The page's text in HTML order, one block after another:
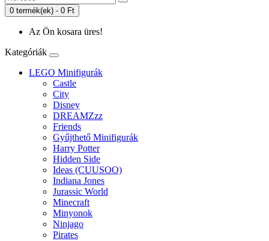
0 termék(ek) - 0 Ft
Az Ön kosara üres!
Kategóriák
LEGO Minifigurák
Castle
City
Disney
DREAMZzz
Friends
Gyűjthető Minifigurák
Harry Potter
Hidden Side
Ideas (CUUSOO)
Indiana Jones
Jurassic World
Minecraft
Minyonok
Ninjago
Pirates